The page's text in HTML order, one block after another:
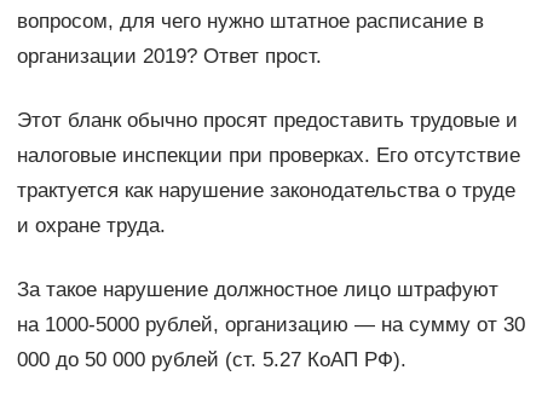
вопросом, для чего нужно штатное расписание в
организации 2019? Ответ прост.
Этот бланк обычно просят предоставить трудовые и
налоговые инспекции при проверках. Его отсутствие
трактуется как нарушение законодательства о труде
и охране труда.
За такое нарушение должностное лицо штрафуют
на 1000-5000 рублей, организацию — на сумму от 30
000 до 50 000 рублей (ст. 5.27 КоАП РФ).